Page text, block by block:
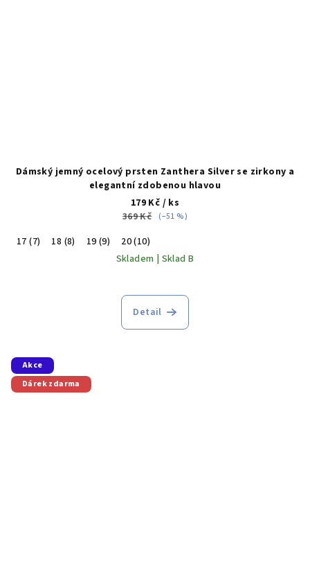
Dámský jemný ocelový prsten Zanthera Silver se zirkony a
elegantní zdobenou hlavou
179 Kč / ks
369 Kč (–51 %)
17 (7) 18 (8) 19 (9)
20 (10)
Skladem | Sklad B
Detail
Akce
Dárek zdarma